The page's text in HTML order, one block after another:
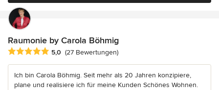
Raumonie by Carola Böhmig
Durchschnittliche Bewertung: 5 von 5 Sternen
5,0 (27 Bewertungen)
Ich bin Carola Böhmig. Seit mehr als 20 Jahren konzipiere,
plane und realisiere ich für meine Kunden Schönes Wohnen.